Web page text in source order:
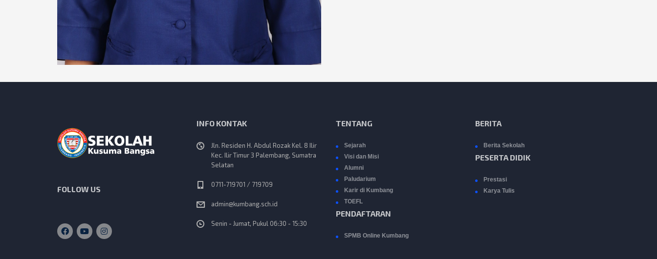
FOLLOW US
INFO KONTAK
Jln. Residen H. Abdul Rozak Kel. 8 Ilir
Kec. Ilir Timur 3 Palembang, Sumatra
Selatan
0711-719701 / 719709
admin@kumbang.sch.id
Senin - Jumat, Pukul 06:30 - 15:30
TENTANG
Sejarah
Visi dan Misi
Alumni
Paludarium
Karir di Kumbang
TOEFL
PENDAFTARAN
SPMB Online Kumbang
BERITA
Berita Sekolah
PESERTA DIDIK
Prestasi
Karya Tulis